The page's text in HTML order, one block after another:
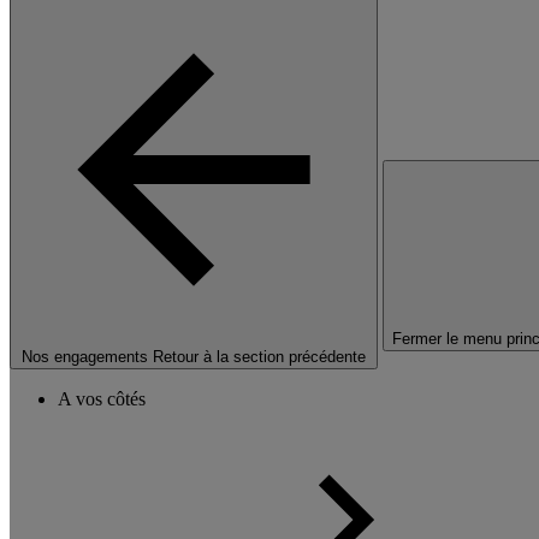
Nos engagements Retour à la section précédente
Fermer le menu
A vos côtés